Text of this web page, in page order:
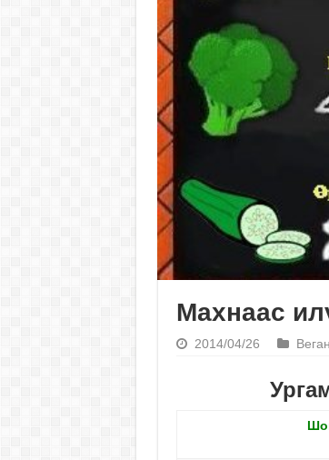
Махнаас
2014/04/26